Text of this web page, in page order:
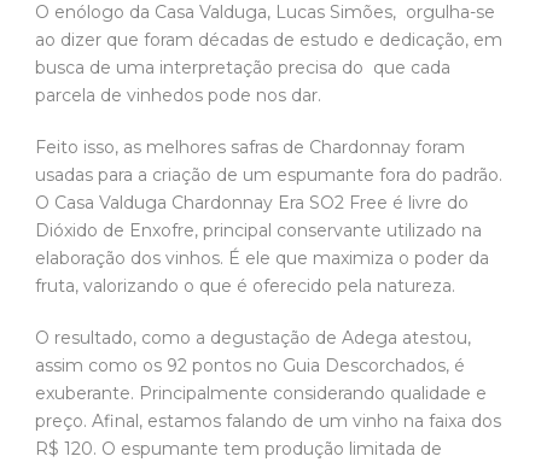
O enólogo da Casa Valduga, Lucas Simões, orgulha-se
ao dizer que foram décadas de estudo e dedicação, em
busca de uma interpretação precisa do que cada
parcela de vinhedos pode nos dar.
Feito isso, as melhores safras de Chardonnay foram
usadas para a criação de um espumante fora do padrão.
O Casa Valduga Chardonnay Era SO2 Free é livre do
Dióxido de Enxofre, principal conservante utilizado na
elaboração dos vinhos. É ele que maximiza o poder da
fruta, valorizando o que é oferecido pela natureza.
O resultado, como a degustação de Adega atestou,
assim como os 92 pontos no Guia Descorchados, é
exuberante. Principalmente considerando qualidade e
preço. Afinal, estamos falando de um vinho na faixa dos
R$ 120. O espumante tem produção limitada de